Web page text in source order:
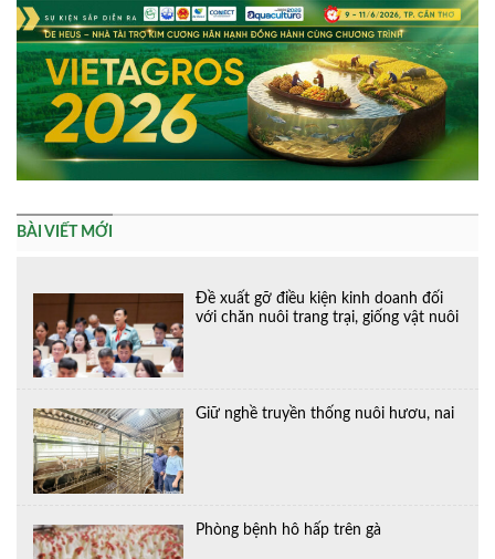
BÀI VIẾT MỚI
Đề xuất gỡ điều kiện kinh doanh đối
với chăn nuôi trang trại, giống vật nuôi
Giữ nghề truyền thống nuôi hươu, nai
Phòng bệnh hô hấp trên gà